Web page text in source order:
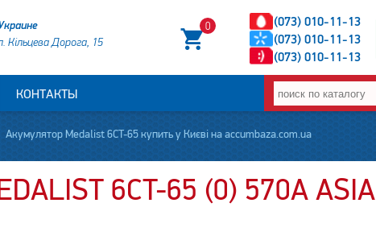
(073) 010-11-13
(073) 010-11-13
(073) 010-11-13
0
Кільцева Дорога, 15
КОНТАКТЫ
Акумулятор Medalist 6CT-65 купить у Києві на accumbaza.com.ua
6CT-65 (0) 570А ASIA